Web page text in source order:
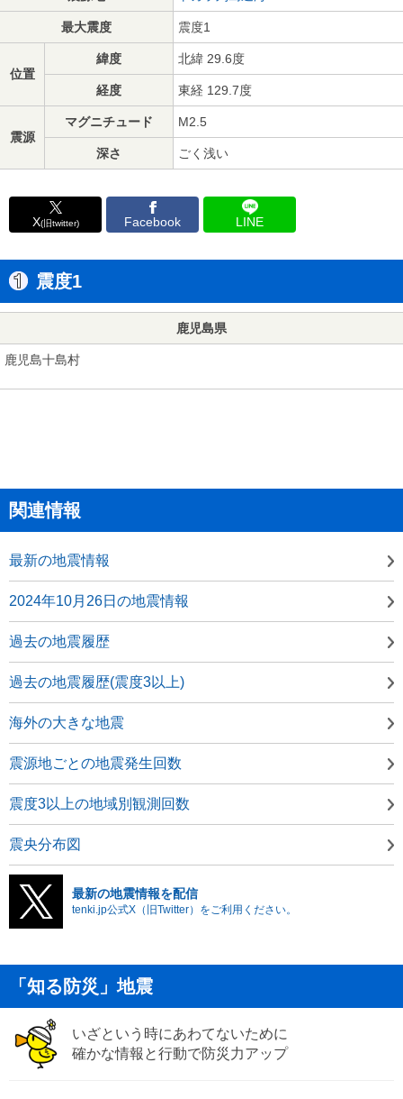
最大震度 震度1
位置
緯度 北緯 29.6度
経度 東経 129.7度
震源
マグニチュード M2.5
深さ ごく浅い
X(旧twitter) Facebook LINE
震度1
鹿児島県
鹿児島十島村
関連情報
最新の地震情報
2024年10月26日の地震情報
過去の地震履歴
過去の地震履歴(震度3以上)
海外の大きな地震
震源地ごとの地震発生回数
震度3以上の地域別観測回数
震央分布図
最新の地震情報を配信
tenki.jp公式X（旧Twitter）をご利用ください。
「知る防災」地震
いざという時にあわてないために
確かな情報と行動で防災力アップ